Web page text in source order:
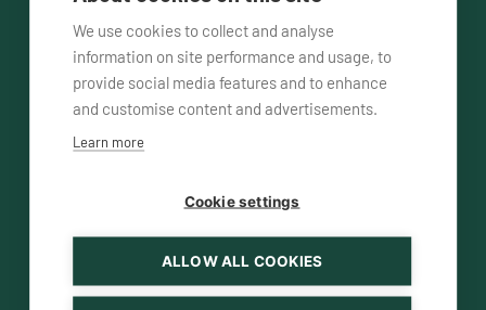
Vänligen kontakta mig via telefon
We use cookies to collect and analyse
information on site performance and usage, to
provide social media features and to enhance
and customise content and advertisements.
Learn more
Cookie settings
ALLOW ALL COOKIES